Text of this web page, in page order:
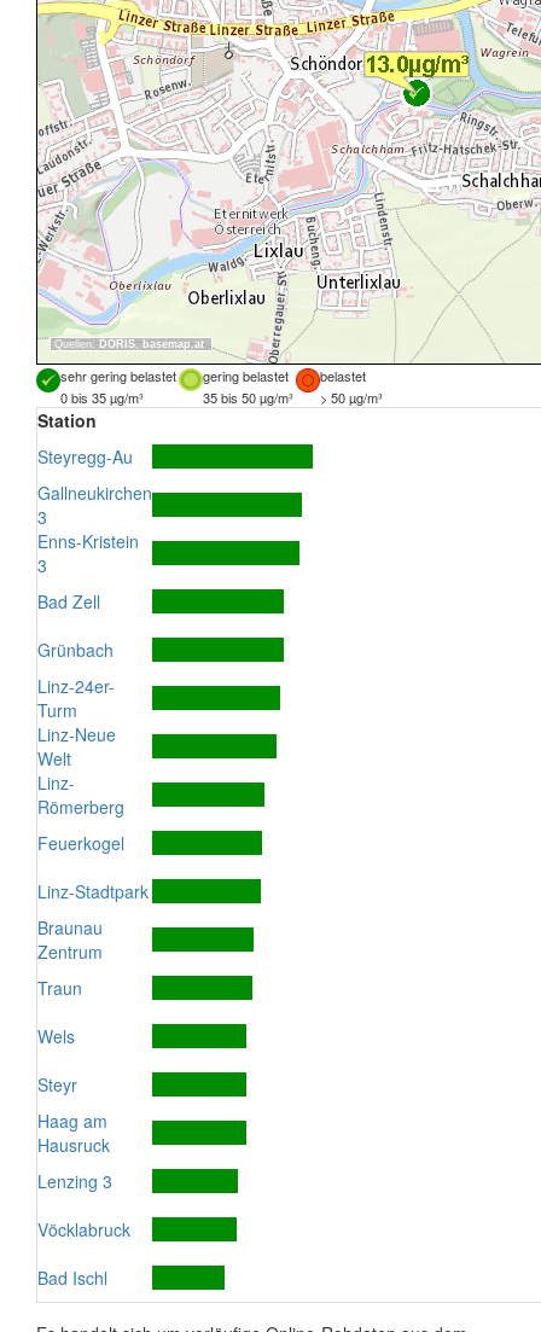
Quellen: DORIS, basemap.at
sehr gering belastet gering belastet
belastet
0 bis 35 µg/m³
35 bis 50 µg/m³ > 50 µg/m³
Station
Steyregg-Au
Gallneukirchen
3
Enns-Kristein
3
Bad Zell
Grünbach
Linz-24er-
Turm
Linz-Neue
Welt
Linz-
Römerberg
Feuerkogel
Linz-Stadtpark
Braunau
Zentrum
Traun
Wels
Steyr
Haag am
Hausruck
Lenzing 3
Vöcklabruck
Bad Ischl